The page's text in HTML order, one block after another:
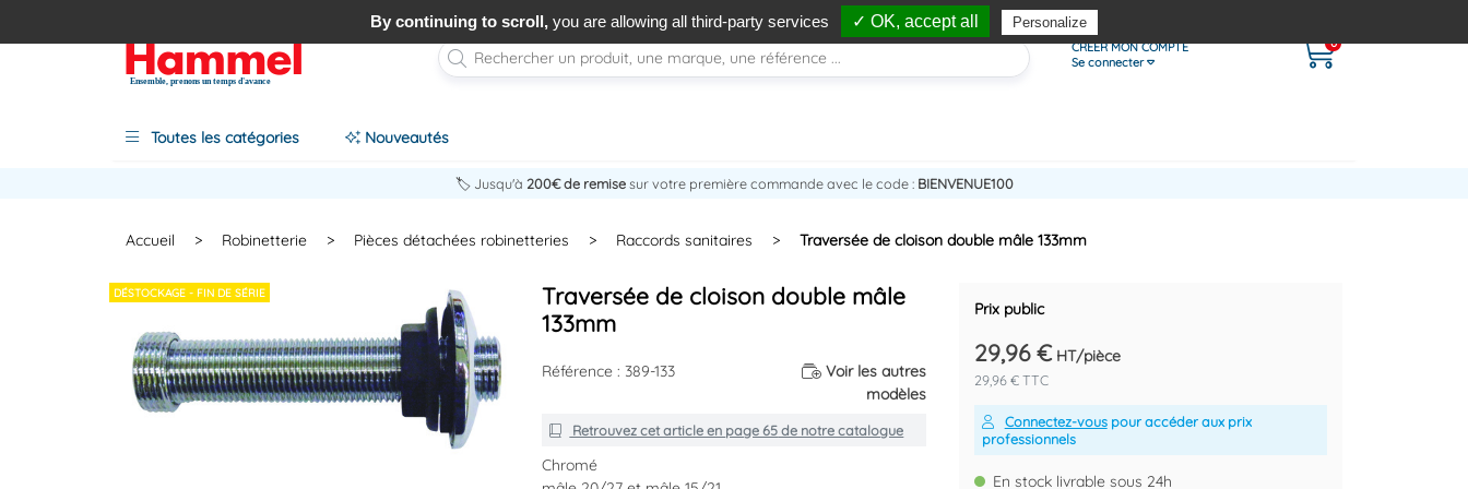
Ensemble, prenons un temps d'avance
CRÉER MON COMPTE
Se connecter
0
Toutes les catégories Nouveautés
🏷️ Jusqu'à 200€ de remisesur votre première commande avec le code : BIENVENUE100
Accueil > Robinetterie > Pièces détachées robinetteries > Raccords sanitaires > Traversée de cloison double mâle 133mm
DÉSTOCKAGE - FIN DE SÉRIE
Traversée de cloison double mâle
133mm
Référence : 389-133
Voir les autres
modèles
Retrouvez cet article en page 65de notre catalogue
Chromé
Prix public
29,96 €HT/pièce
29,96 € TTC
Connectez-vouspour accéder aux prix
professionnels
En stock livrable sous 24h
By continuing to scroll,you are allowing all third-party services ✓ OK, accept all Personalize